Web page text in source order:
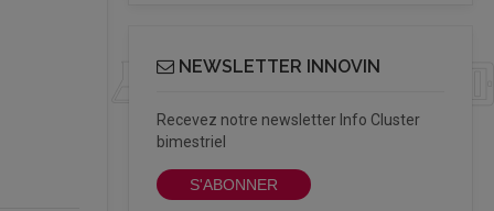
NEWSLETTER INNOVIN
Recevez notre newsletter Info Cluster
bimestriel
S'ABONNER